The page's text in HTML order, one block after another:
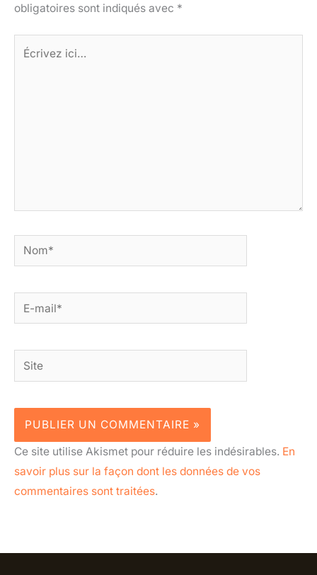
obligatoires sont indiqués avec *
Écrivez
Nom*
E-
mail*
Site
Ce site utilise Akismet pour réduire les indésirables. En
savoir plus sur la façon dont les données de vos
commentaires sont traitées.